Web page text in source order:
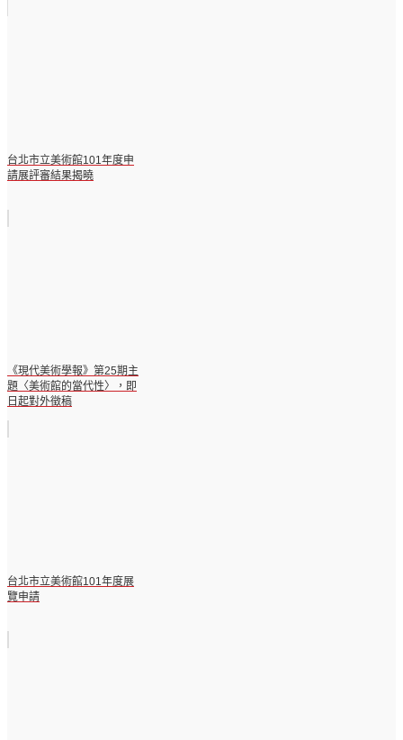
台北市立美術館101年度申
請展評審結果揭曉
《現代美術學報》第25期主
題〈美術館的當代性〉，即
日起對外徵稿
台北市立美術館101年度展
覽申請